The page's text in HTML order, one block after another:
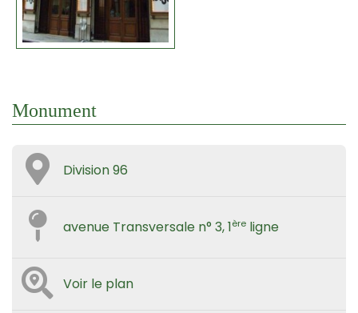
Monument
Division 96
avenue Transversale n° 3, 1ère ligne
Voir le plan